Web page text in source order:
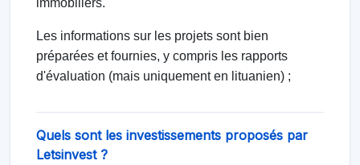
Les informations sur les projets sont bien
préparées et fournies, y compris les rapports
d'évaluation (mais uniquement en lituanien) ;
Quels sont les investissements proposés par
Letsinvest ?